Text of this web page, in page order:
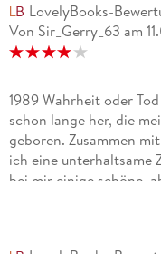
LovelyBooks-
Von Sir_Gerry_63 am
1989 Wahrheit oder
schon lange her, die
geboren. Zusammen
ich eine unterhaltsame
bei mir einige schöne,